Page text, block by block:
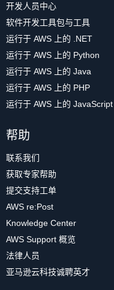
开发人员中心
软件开发工具包与工具
运行于 AWS 上的 .NET
运行于 AWS 上的 Python
运行于 AWS 上的 Java
运行于 AWS 上的 PHP
运行于 AWS 上的 JavaScript
帮助
联系我们
获取专家帮助
提交支持工单
AWS re:Post
Knowledge Center
AWS Support 概览
法律人员
亚马逊云科技诚聘英才